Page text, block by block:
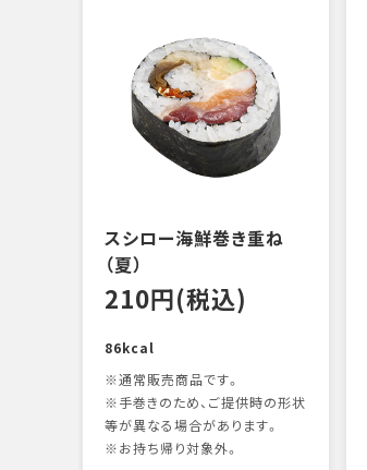
スシロー海鮮巻き重ね
（夏）
210円(税込)
86kcal
※通常販売商品です。
※手巻きのため、ご提供時の形状
等が異なる場合があります。
※お持ち帰り対象外。